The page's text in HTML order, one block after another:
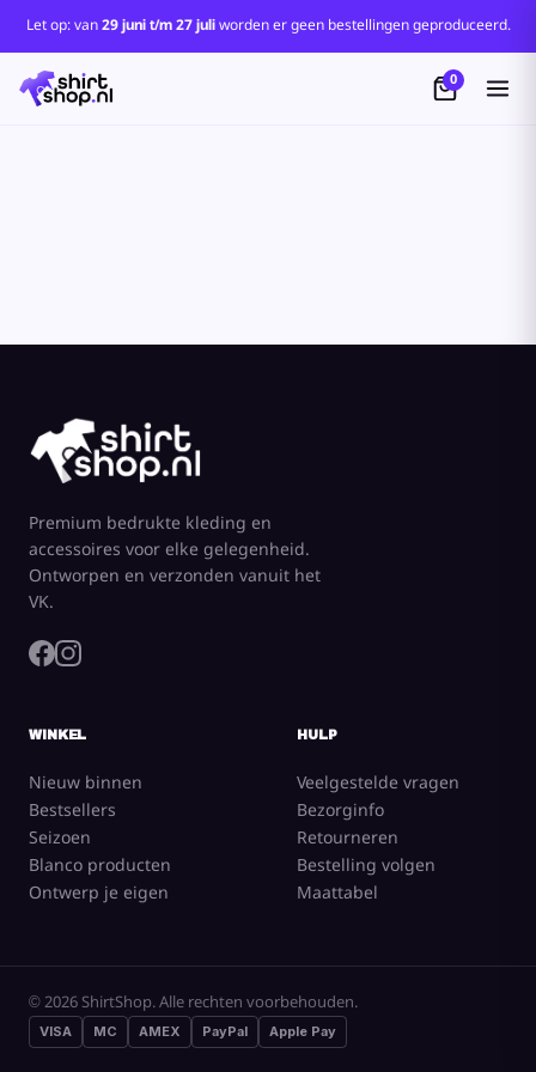
Let op: van29 juni t/m 27 juliworden er geen bestellingen geproduceerd.
0
Premium bedrukte kleding en
accessoires voor elke gelegenheid.
Ontworpen en verzonden vanuit het
VK.
WINKEL
Nieuw binnen
Bestsellers
Seizoen
Blanco producten
Ontwerp je eigen
HULP
Veelgestelde vragen
Bezorginfo
Retourneren
Bestelling volgen
Maattabel
© 2026 ShirtShop. Alle rechten voorbehouden.
VISA MC AMEX PayPal Apple Pay
Standaard
Price: Lowest First
Price: Highest First